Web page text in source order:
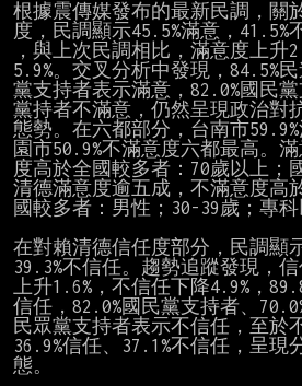
根據震傳媒發布的最新民調，關
度，民調顯示45.5%滿意，41.5%
，與上次民調相比，滿意度上升
5.9%。交叉分析中發現，84.5%民
黨支持者表示滿意，82.0%國民
黨持者不滿意，仍然呈現政治對
態勢。在六都部分，台南市
園市50.9%不滿意度六都最高。
度高於全國較多者：70歲以上；
清德滿意度逾五成，不滿意度高
國較多者：男性；30-39歲；專科
在對賴清德信任度部分，民調顯
39.3%不信任。趨勢追蹤發現，
上升1.6%，不信任下降4.9%，
信任，82.0%國民黨支持者、
民眾黨支持者表示不信任，至於
36.9%信任、37.1%不信任，呈現
態。